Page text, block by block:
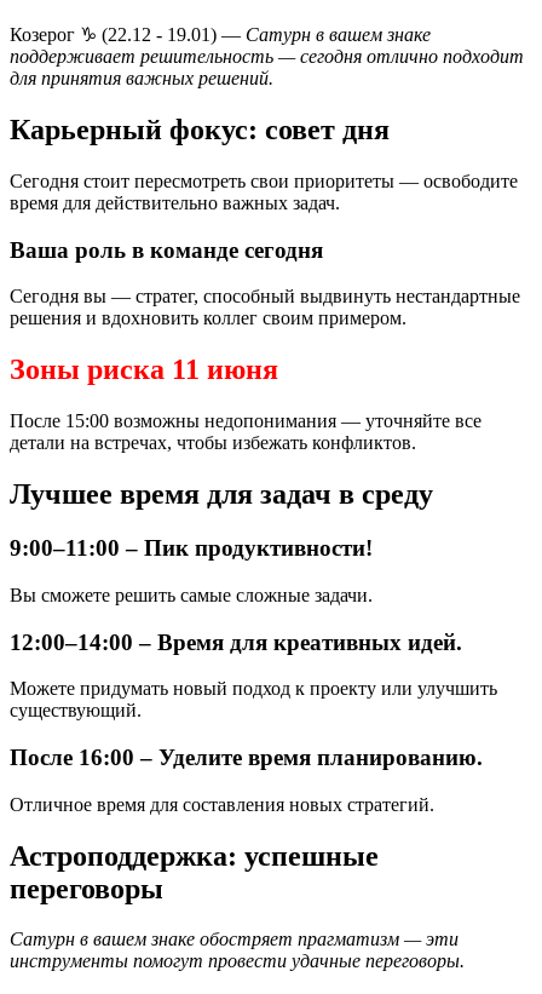
Козерог ♑️ (22.12 - 19.01) — Сатурн в вашем знаке
поддерживает решительность — сегодня отлично подходит
для принятия важных решений.
Карьерный фокус: совет дня
Сегодня стоит пересмотреть свои приоритеты — освободите
время для действительно важных задач.
Ваша роль в команде сегодня
Сегодня вы — стратег, способный выдвинуть нестандартные
решения и вдохновить коллег своим примером.
Зоны риска 11 июня
После 15:00 возможны недопонимания — уточняйте все
детали на встречах, чтобы избежать конфликтов.
Лучшее время для задач в среду
9:00–11:00 – Пик продуктивности!
Вы сможете решить самые сложные задачи.
12:00–14:00 – Время для креативных идей.
Можете придумать новый подход к проекту или улучшить
существующий.
После 16:00 – Уделите время планированию.
Отличное время для составления новых стратегий.
Астроподдержка: успешные
переговоры
Сатурн в вашем знаке обостряет прагматизм — эти
инструменты помогут провести удачные переговоры.